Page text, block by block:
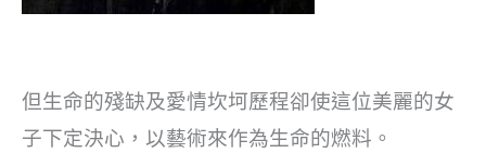
但生命的殘缺及愛情坎坷歷程卻使這位美麗的女
子下定決心，以藝術來作為生命的燃料。